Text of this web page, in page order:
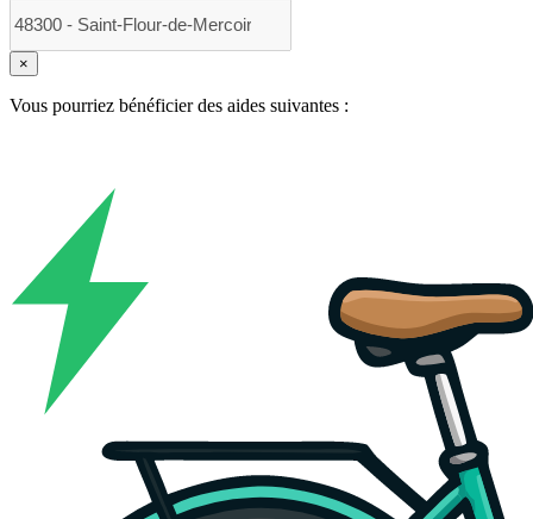
×
Vous pourriez bénéficier des aides suivantes :